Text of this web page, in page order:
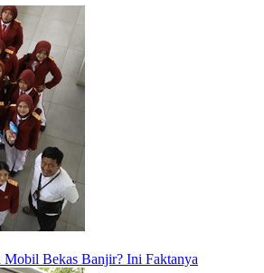
Mobil Bekas Banjir? Ini Faktanya